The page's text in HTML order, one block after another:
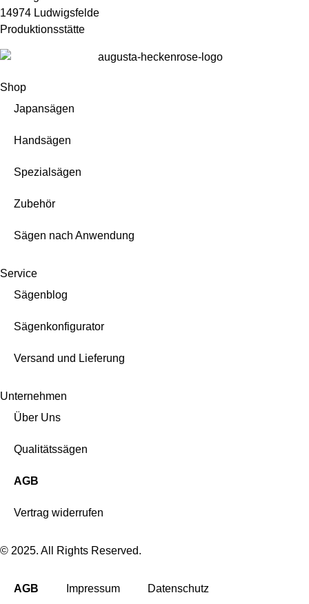
14974 Ludwigsfelde
Produktionsstätte
Shop
Japansägen
Handsägen
Spezialsägen
Zubehör
Sägen nach Anwendung
Service
Sägenblog
Sägenkonfigurator
Versand und Lieferung
Unternehmen
Über Uns
Qualitätssägen
AGB
Vertrag widerrufen
© 2025. All Rights Reserved.
AGB Impressum Datenschutz